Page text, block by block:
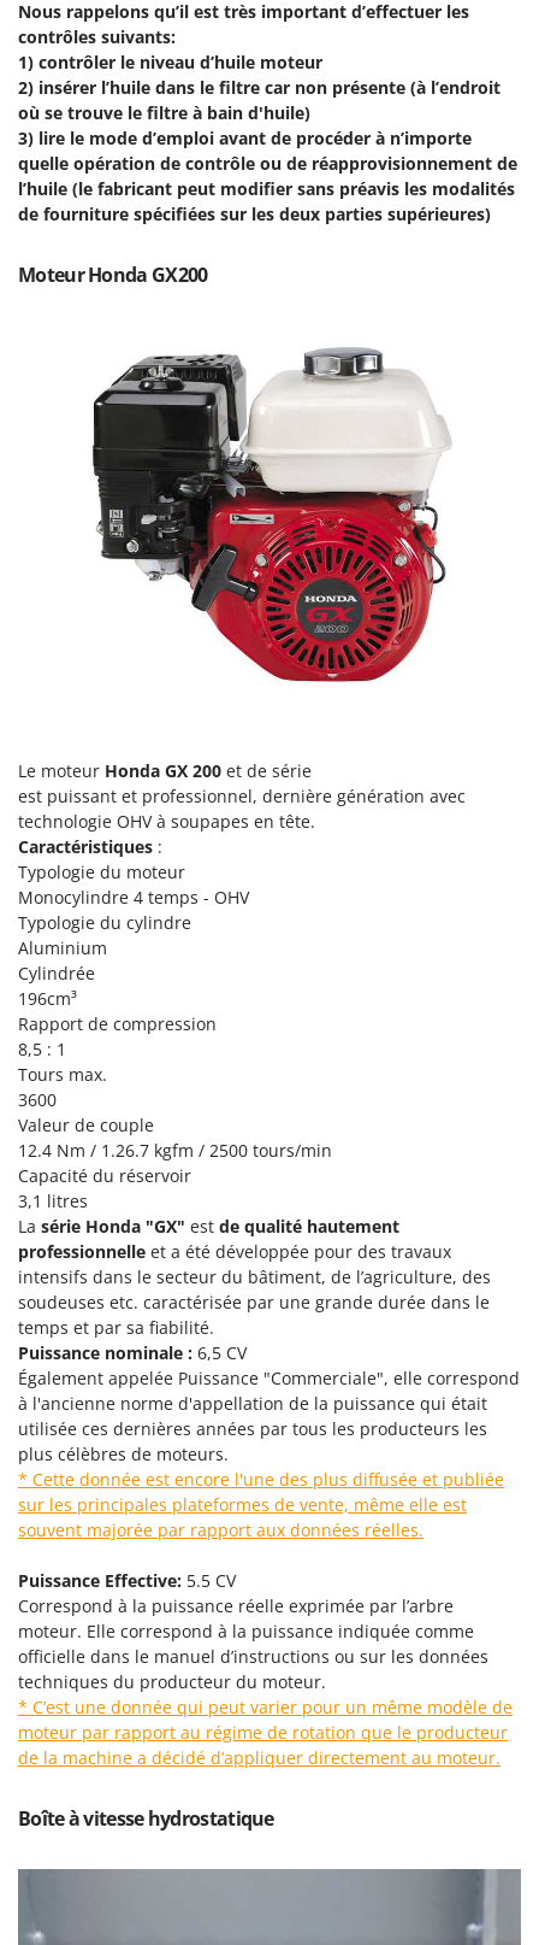
Pulvérisateurs
Pulvérisateurs portés
R
Rafraîchisseurs d'air par évaporation
Rampes de chargement en aluminium
Râpes à fromage électriques
Râteaux pour tracteur
Remplisseuses
Rogneuses de souches
Rouleaux pour tracteur
Scies à os
Scies à Ruban
Scies alternatives à batterie
Scies de jardin télescopiques
Sécateurs électriques à batterie
Sécateurs et Échenilloirs manuels
Socs pour tracteur
Souffleurs aspirateurs pour Feuilles
Soufreuses - Poudreuses à dos
Soufreuses - Poudreuses pour tracteur
T
Taille-haies
Taille-haies à bras pour tracteur
Tarières
Tondeuses autoportées
Tondeuses débroussailleuses thermiques
Trancheuses
Trancheuses de sol
Transpalettes
Treuils de débardage
Tronçonneuses
V
Vêtements de Sécurité
Vibroculteurs à tracteur
GRIFO
GVS
GYS
H
Hailo
Helvi
HiKOKI
Idromatic
Il-Tec
Imperia
Infaco
Intec
Intex
K
KAAZ
Karcher
Kasco
Kemper
Keter
KitchenAid
Komo
L
Landxcape
LAR Casalinghi
Lavor
Linea VZ
Lisam
Lotusgrill
M
M.A.I.BO.
Macom
Macte Ovens
Makita
MAMMAMIA
Marina Systems
Master
Mastercook
Masterpro
McCulloch
Michelin
Nous rappelons qu’il est très important d’effectuer les
contrôles suivants:
1) contrôler le niveau d’huile moteur
2) insérer l’huile dans le filtre car non présente (à l’endroit
où se trouve le filtre à bain d'huile)
3) lire le mode d’emploi avant de procéder à n’importe
quelle opération de contrôle ou de réapprovisionnement de
l’huile (le fabricant peut modifier sans préavis les modalités
de fourniture spécifiées sur les deux parties supérieures)
Moteur Honda GX200
Le moteur Honda GX 200 et de série
est puissant et professionnel, dernière génération avec
technologie OHV à soupapes en tête.
Caractéristiques :
Typologie du moteur
Monocylindre 4 temps - OHV
Typologie du cylindre
Aluminium
Cylindrée
196cm³
Rapport de compression
8,5 : 1
Tours max.
3600
Valeur de couple
12.4 Nm / 1.26.7 kgfm / 2500 tours/min
Capacité du réservoir
3,1 litres
La série Honda "GX" est de qualité hautement
professionnelle et a été développée pour des travaux
intensifs dans le secteur du bâtiment, de l’agriculture, des
soudeuses etc. caractérisée par une grande durée dans le
temps et par sa fiabilité.
Puissance nominale : 6,5 CV
Également appelée Puissance "Commerciale", elle correspond
à l'ancienne norme d'appellation de la puissance qui était
utilisée ces dernières années par tous les producteurs les
plus célèbres de moteurs.
* Cette donnée est encore l'une des plus diffusée et publiée
sur les principales plateformes de vente, même elle est
souvent majorée par rapport aux données réelles.
Puissance Effective: 5.5 CV
Correspond à la puissance réelle exprimée par l’arbre
moteur. Elle correspond à la puissance indiquée comme
officielle dans le manuel d’instructions ou sur les données
techniques du producteur du moteur.
* C’est une donnée qui peut varier pour un même modèle de
moteur par rapport au régime de rotation que le producteur
de la machine a décidé d’appliquer directement au moteur.
Boîte à vitesse hydrostatique